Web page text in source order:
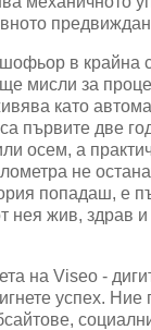
в крайна
мисли за
като
първите две
осем, а
не
попадаш, е
нея жив, здрав и
на Viseo -
успех. Ние